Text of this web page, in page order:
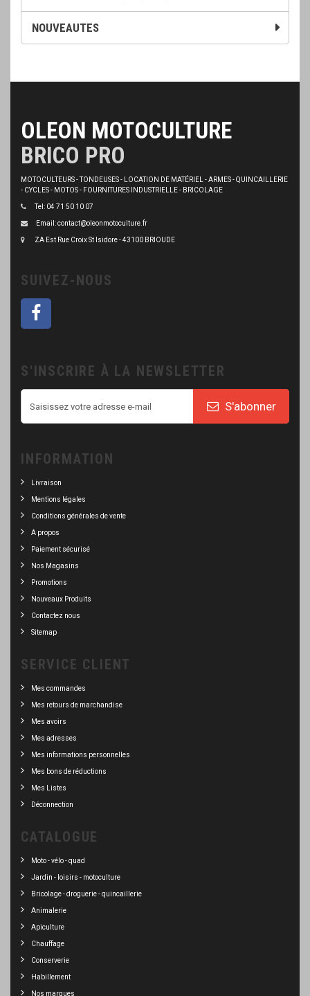
NOUVEAUTES
OLEON MOTOCULTURE
BRICO PRO
MOTOCULTEURS - TONDEUSES - LOCATION DE MATÉRIEL - ARMES - QUINCAILLERIE
- CYCLES - MOTOS - FOURNITURES INDUSTRIELLE - BRICOLAGE
Tel: 04 71 50 10 07
Email: contact@oleonmotoculture.fr
ZA Est Rue Croix St Isidore - 43100 BRIOUDE
SUIVEZ-NOUS
S'INSCRIRE À LA NEWSLETTER
S'abonner
INFORMATION
Livraison
Mentions légales
Conditions générales de vente
A propos
Paiement sécurisé
Nos Magasins
Promotions
Nouveaux Produits
Contactez nous
Sitemap
SERVICE CLIENT
Mes commandes
Mes retours de marchandise
Mes avoirs
Mes adresses
Mes informations personnelles
Mes bons de réductions
Mes Listes
Déconnection
CATALOGUE
Moto - vélo - quad
Jardin - loisirs - motoculture
Bricolage - droguerie - quincaillerie
Animalerie
Apiculture
Chauffage
Conserverie
Habillement
Nos marques